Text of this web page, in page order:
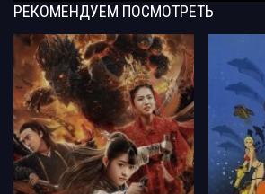
РЕКОМЕНДУЕМ ПОСМОТРЕТЬ